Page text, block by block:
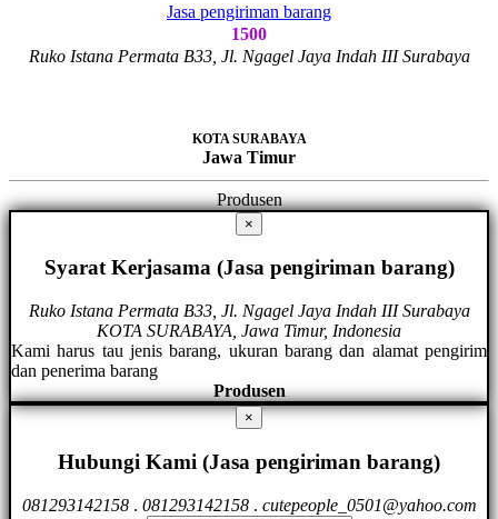
Jasa pengiriman barang
1500
Ruko Istana Permata B33, Jl. Ngagel Jaya Indah III Surabaya
KOTA SURABAYA
Jawa Timur
Produsen
×
Syarat Kerjasama (Jasa pengiriman barang)
Ruko Istana Permata B33, Jl. Ngagel Jaya Indah III Surabaya
KOTA SURABAYA, Jawa Timur, Indonesia
Kami harus tau jenis barang, ukuran barang dan alamat pengirim
dan penerima barang
Produsen
×
Hubungi Kami (Jasa pengiriman barang)
081293142158. 081293142158. cutepeople_0501@yahoo.com